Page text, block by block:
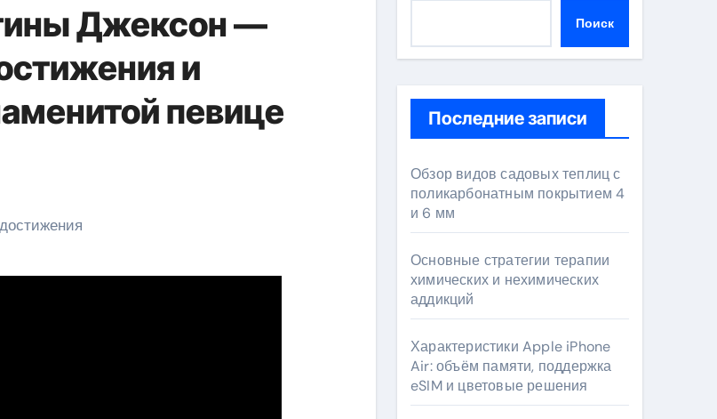
Джексон —
и
певице
Поиск
Последние записи
Обзор видов садовых теплиц с
поликарбонатным покрытием 4
и 6 мм
Основные стратегии терапии
химических и нехимических
аддикций
Характеристики Apple iPhone
Air: объём памяти, поддержка
eSIM и цветовые решения